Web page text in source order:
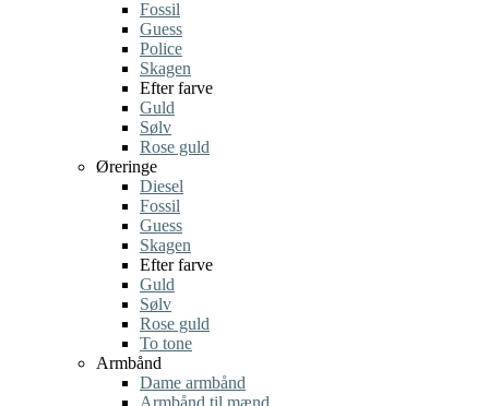
Fossil
Guess
Police
Skagen
Efter farve
Guld
Sølv
Rose guld
Øreringe
Diesel
Fossil
Guess
Skagen
Efter farve
Guld
Sølv
Rose guld
To tone
Armbånd
Dame armbånd
Armbånd til mænd